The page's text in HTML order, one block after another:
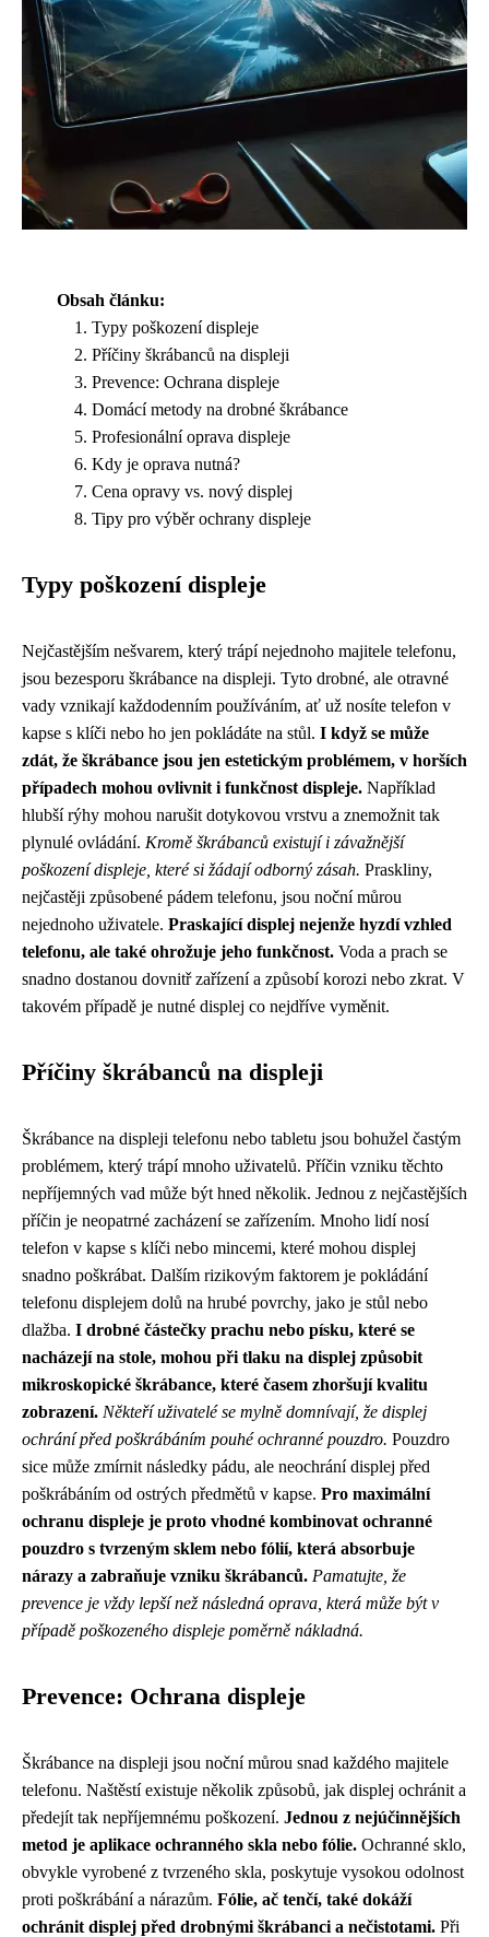
Obsah článku:
Typy poškození displeje
Příčiny škrábanců na displeji
Prevence: Ochrana displeje
Domácí metody na drobné škrábance
Profesionální oprava displeje
Kdy je oprava nutná?
Cena opravy vs. nový displej
Tipy pro výběr ochrany displeje
Typy poškození displeje
Nejčastějším nešvarem, který trápí nejednoho majitele telefonu,
jsou bezesporu škrábance na displeji. Tyto drobné, ale otravné
vady vznikají každodenním používáním, ať už nosíte telefon v
kapse s klíči nebo ho jen pokládáte na stůl. I když se může
zdát, že škrábance jsou jen estetickým problémem, v horších
případech mohou ovlivnit i funkčnost displeje. Například
hlubší rýhy mohou narušit dotykovou vrstvu a znemožnit tak
plynulé ovládání. Kromě škrábanců existují i závažnější
poškození displeje, které si žádají odborný zásah. Praskliny,
nejčastěji způsobené pádem telefonu, jsou noční můrou
nejednoho uživatele. Praskající displej nejenže hyzdí vzhled
telefonu, ale také ohrožuje jeho funkčnost. Voda a prach se
snadno dostanou dovnitř zařízení a způsobí korozi nebo zkrat. V
takovém případě je nutné displej co nejdříve vyměnit.
Příčiny škrábanců na displeji
Škrábance na displeji telefonu nebo tabletu jsou bohužel častým
problémem, který trápí mnoho uživatelů. Příčin vzniku těchto
nepříjemných vad může být hned několik. Jednou z nejčastějších
příčin je neopatrné zacházení se zařízením. Mnoho lidí nosí
telefon v kapse s klíči nebo mincemi, které mohou displej
snadno poškrábat. Dalším rizikovým faktorem je pokládání
telefonu displejem dolů na hrubé povrchy, jako je stůl nebo
dlažba. I drobné částečky prachu nebo písku, které se
nacházejí na stole, mohou při tlaku na displej způsobit
mikroskopické škrábance, které časem zhoršují kvalitu
zobrazení. Někteří uživatelé se mylně domnívají, že displej
ochrání před poškrábáním pouhé ochranné pouzdro. Pouzdro
sice může zmírnit následky pádu, ale neochrání displej před
poškrábáním od ostrých předmětů v kapse. Pro maximální
ochranu displeje je proto vhodné kombinovat ochranné
pouzdro s tvrzeným sklem nebo fólií, která absorbuje
nárazy a zabraňuje vzniku škrábanců. Pamatujte, že
prevence je vždy lepší než následná oprava, která může být v
případě poškozeného displeje poměrně nákladná.
Prevence: Ochrana displeje
Škrábance na displeji jsou noční můrou snad každého majitele
telefonu. Naštěstí existuje několik způsobů, jak displej ochránit a
předejít tak nepříjemnému poškození. Jednou z nejúčinnějších
metod je aplikace ochranného skla nebo fólie. Ochranné sklo,
obvykle vyrobené z tvrzeného skla, poskytuje vysokou odolnost
proti poškrábání a nárazům. Fólie, ač tenčí, také dokáží
ochránit displej před drobnými škrábanci a nečistotami. Při